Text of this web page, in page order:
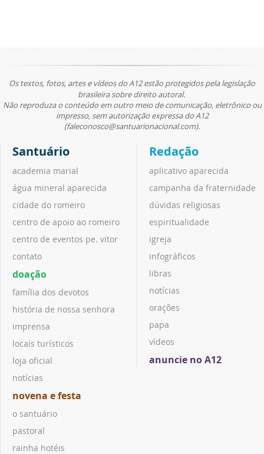
Os textos, fotos, artes e vídeos do A12 estão protegidos pela legislação
brasileira sobre direito autoral.
Não reproduza o conteúdo em outro meio de comunicação, eletrônico ou
impresso, sem autorização expressa do A12
(faleconosco@santuarionacional.com).
Santuário
academia marial
água mineral aparecida
cidade do romeiro
centro de apoio ao romeiro
centro de eventos pe. vitor
contato
doação
família dos devotos
história de nossa senhora
imprensa
locais turísticos
loja oficial
notícias
novena e festa
o santuário
pastoral
rainha hotéis
Redação
aplicativo aparecida
campanha da fraternidade
dúvidas religiosas
espiritualidade
igreja
infográficos
libras
notícias
orações
papa
vídeos
anuncie no A12